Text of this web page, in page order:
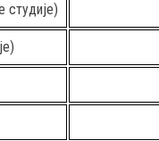
студије)